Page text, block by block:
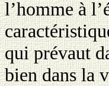
l’homme à
qui prévaut
bien dans la